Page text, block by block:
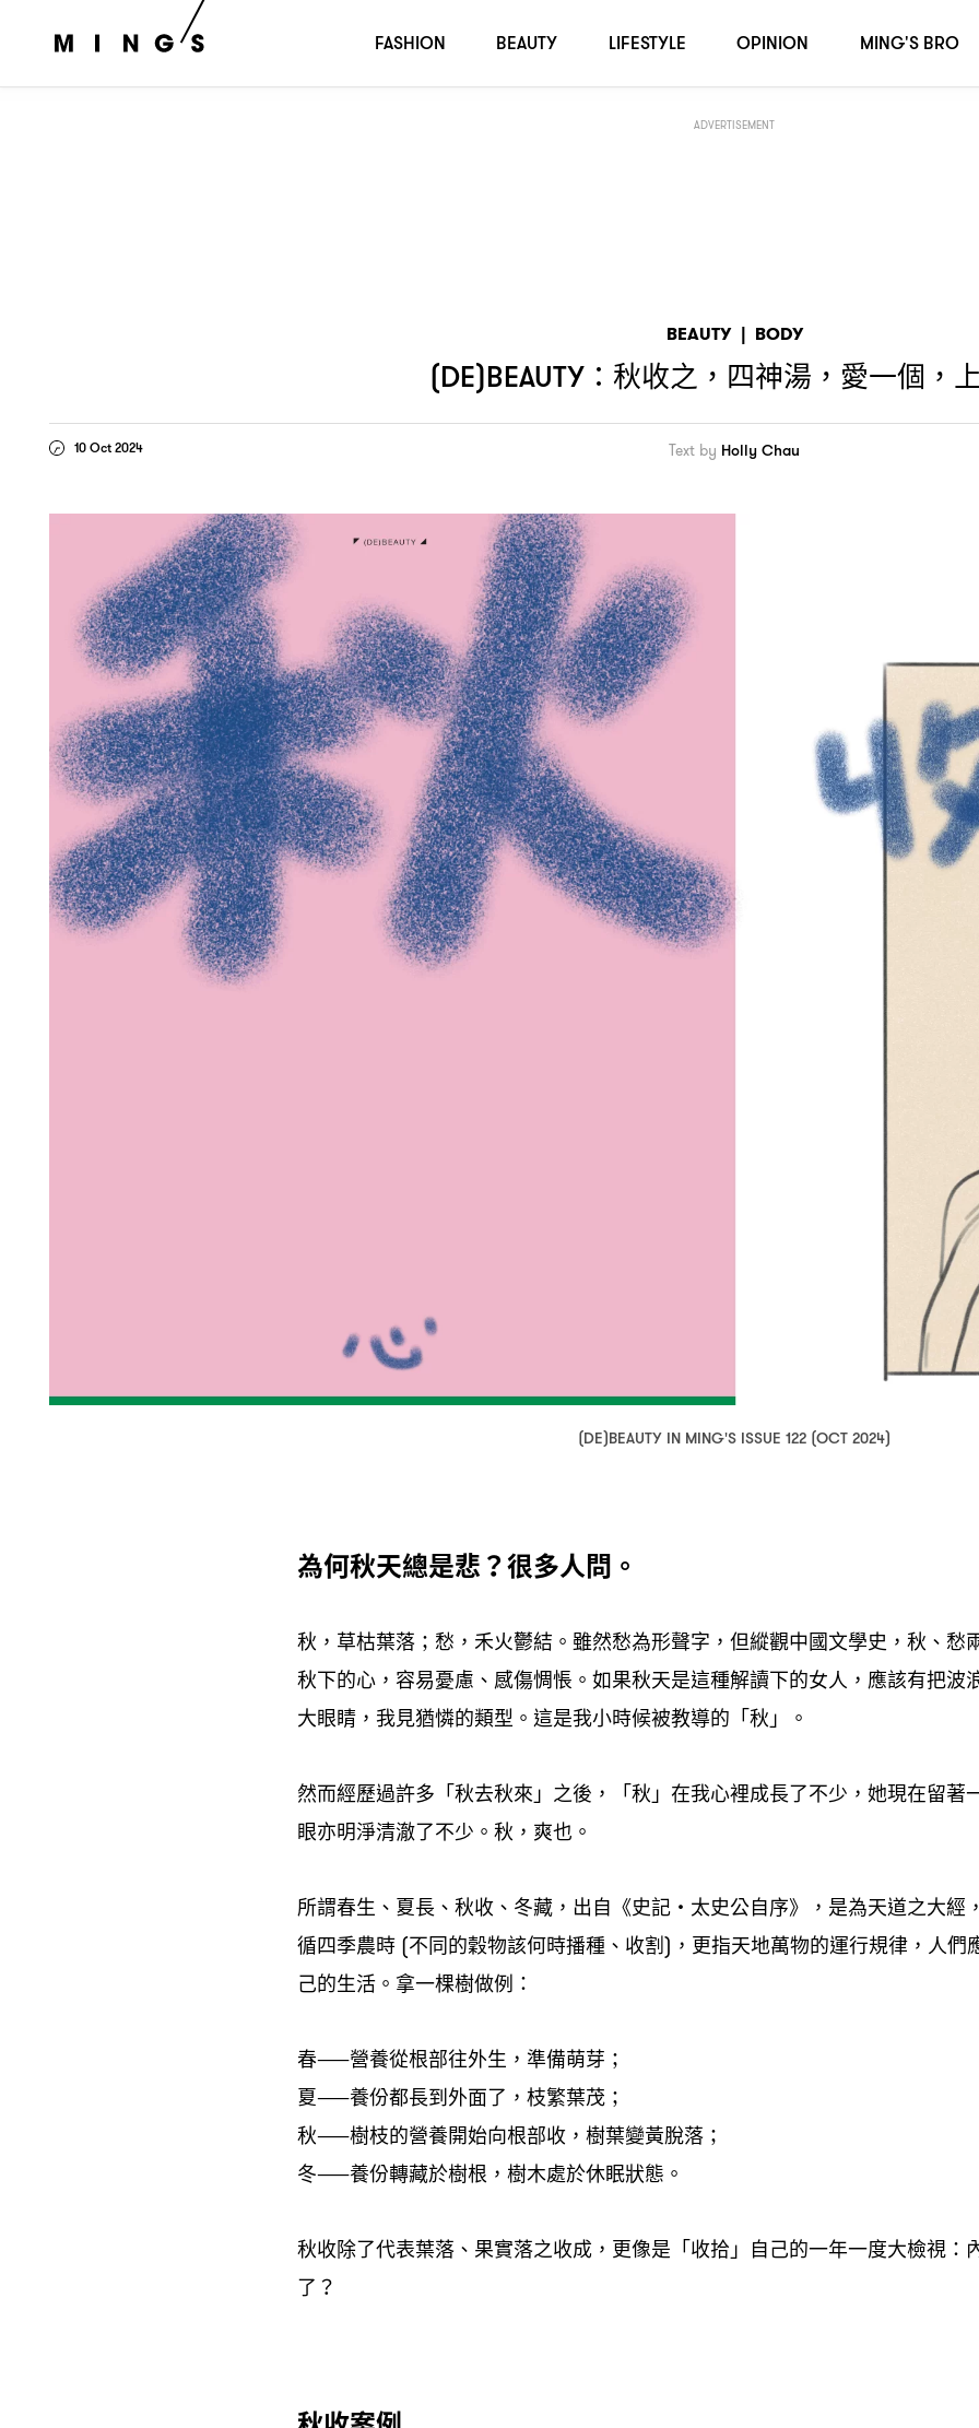
ADVERTISEMENT
BEAUTY | BODY
(DE)BEAUTY： 秋收之 ， 四神湯 ， 愛一個 ，
10 Oct 2024 Text by Holly Chau
(DE)BEAUTY IN MING'S ISSUE 122 (OCT 2024)
為何秋天總是悲 ？很多人問。
秋 ， 草枯葉落 ； 愁 ， 禾火鬱結。雖然愁為形聲字 ， 但縱觀中國文學史 ， 秋、愁
秋下的心 ， 容易憂慮、感傷惆悵。如果秋天是這種解讀下的女人 ， 應該有把波
大眼睛 ， 我見猶憐的類型。這是我小時候被教導的「秋」。
然而經歷過許多「秋去秋來」之後 ， 「秋」在我心裡成長了不少 ， 她現在留著
眼亦明淨清澈了不少。秋 ， 爽也。
所謂春生、夏長、秋收、冬藏 ， 出自《史記・太史公自序》 ， 是為天道之大經 ，
循四季農時 (不同的穀物該何時播種、收割)， 更指天地萬物的運行規律 ， 人們
己的生活。拿一棵樹做例 ：
春⸺營養從根部往外生 ， 準備萌芽 ；
夏⸺養份都長到外面了 ， 枝繁葉茂 ；
秋⸺樹枝的營養開始向根部收 ， 樹葉變黃脫落 ；
冬⸺養份轉藏於樹根 ， 樹木處於休眠狀態。
秋收除了代表葉落、果實落之收成 ， 更像是「收拾」自己的一年一度大檢視 ：
了 ？
FASHION BEAUTY LIFESTYLE OPINION MING'S BRO
(DE)BEAUTY：秋收之 ，